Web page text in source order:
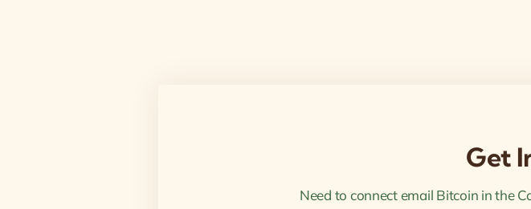
Get
Need to connect email Bitcoin in the